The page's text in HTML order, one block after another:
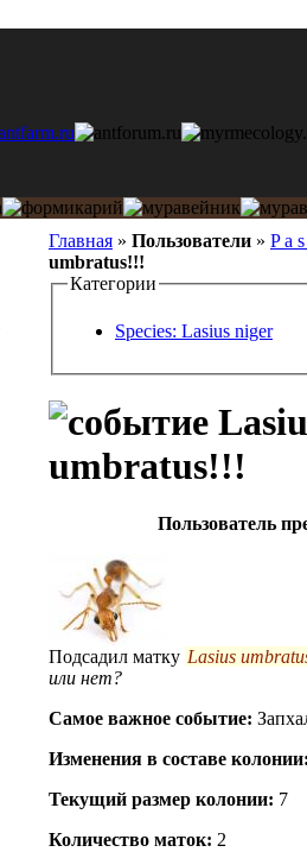
Главная » Пользователи » P a
umbratus!!!
Категории
Species: Lasius niger
umbratus!!!
Пользователь
Подсадил матку Lasius
или нет?
Самое важное событие:
Изменения в составе
Текущий размер кoлонии: 7
Количество маток: 2